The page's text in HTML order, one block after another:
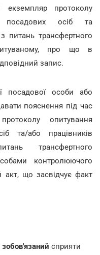
екземпляр протоколу
посадових осіб та
питань трансфертного
про що в
запис.
посадової особи або
пояснення під час
опитування
та/або працівників
трансфертного
контролюючого
акт, що засвідчує факт
зобов'язаний сприяти